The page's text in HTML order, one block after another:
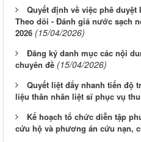
Quyết định về việc phê
Theo dõi - Đánh giá nước sạch
2026 (15/04/2026)
Đăng ký danh mục các nội
chuyên đề (15/04/2026)
Quyết liệt đẩy nhanh tiến độ
liệu thân nhân liệt sĩ phục vụ
Kế hoạch tổ chức diễn tập
cứu hộ và phương án cứu nạn,